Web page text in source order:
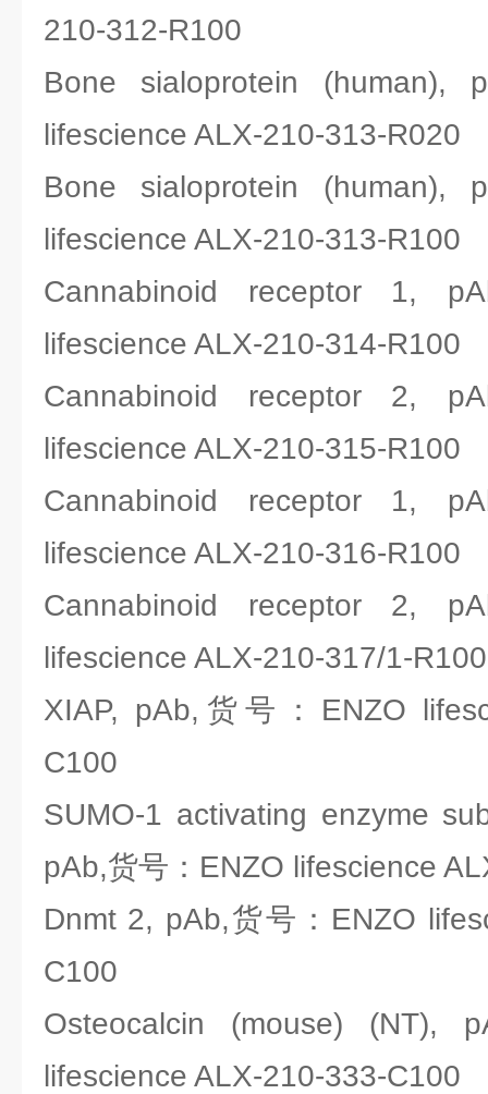
210-312-R100
Bone sialoprotein
lifescience ALX-210-313-R020
Bone sialoprotein
lifescience ALX-210-313-R100
Cannabinoid receptor 1,
lifescience ALX-210-314-R100
Cannabinoid receptor 2,
lifescience ALX-210-315-R100
Cannabinoid receptor 1,
lifescience ALX-210-316-R100
Cannabinoid receptor 2,
lifescience ALX-210-317/1-R100
XIAP, pAb,货号：ENZO
C100
SUMO-1 activating enzyme
pAb,货号：ENZO lifescience
Dnmt 2, pAb,货号：ENZO
C100
Osteocalcin (mouse)
lifescience ALX-210-333-C100